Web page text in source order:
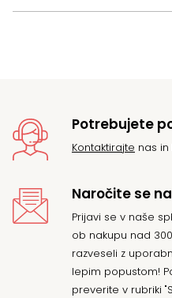
Potrebujete
Kontaktirajte nas
Naročite se
Prijavi se v naše
ob nakupu nad
razveseli z
lepim popustom!
preverite v rubriki